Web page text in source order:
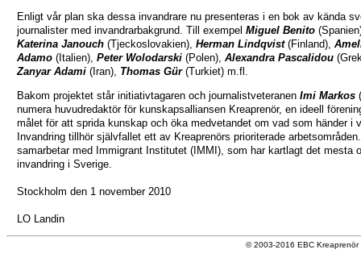
Enligt vår plan ska dessa invandrare nu presenteras i en bok av kända
journalister med invandrarbakgrund. Till exempel Miguel Benito
Katerina Janouch (Tjeckoslovakien), Herman Lindqvist(Finland),
Adamo (Italien), Peter Wolodarski (Polen), Alexandra Pascalidou
Zanyar Adami (Iran), Thomas Gür(Turkiet) m.fl.
Bakom projektet står initiativtagaren och journalistveteranen Imi Markos
numera huvudredaktör för kunskapsalliansen Kreaprenör, en ideell
målet för att sprida kunskap och öka medvetandet om vad som händer i
Invandring tillhör självfallet ett av Kreaprenörs prioriterade
samarbetar med Immigrant Institutet (IMMI), som har kartlagt det mesta
invandring i Sverige.
Stockholm den 1 november 2010
LO Landin
© 2003-2016 EBC Kreaprenör